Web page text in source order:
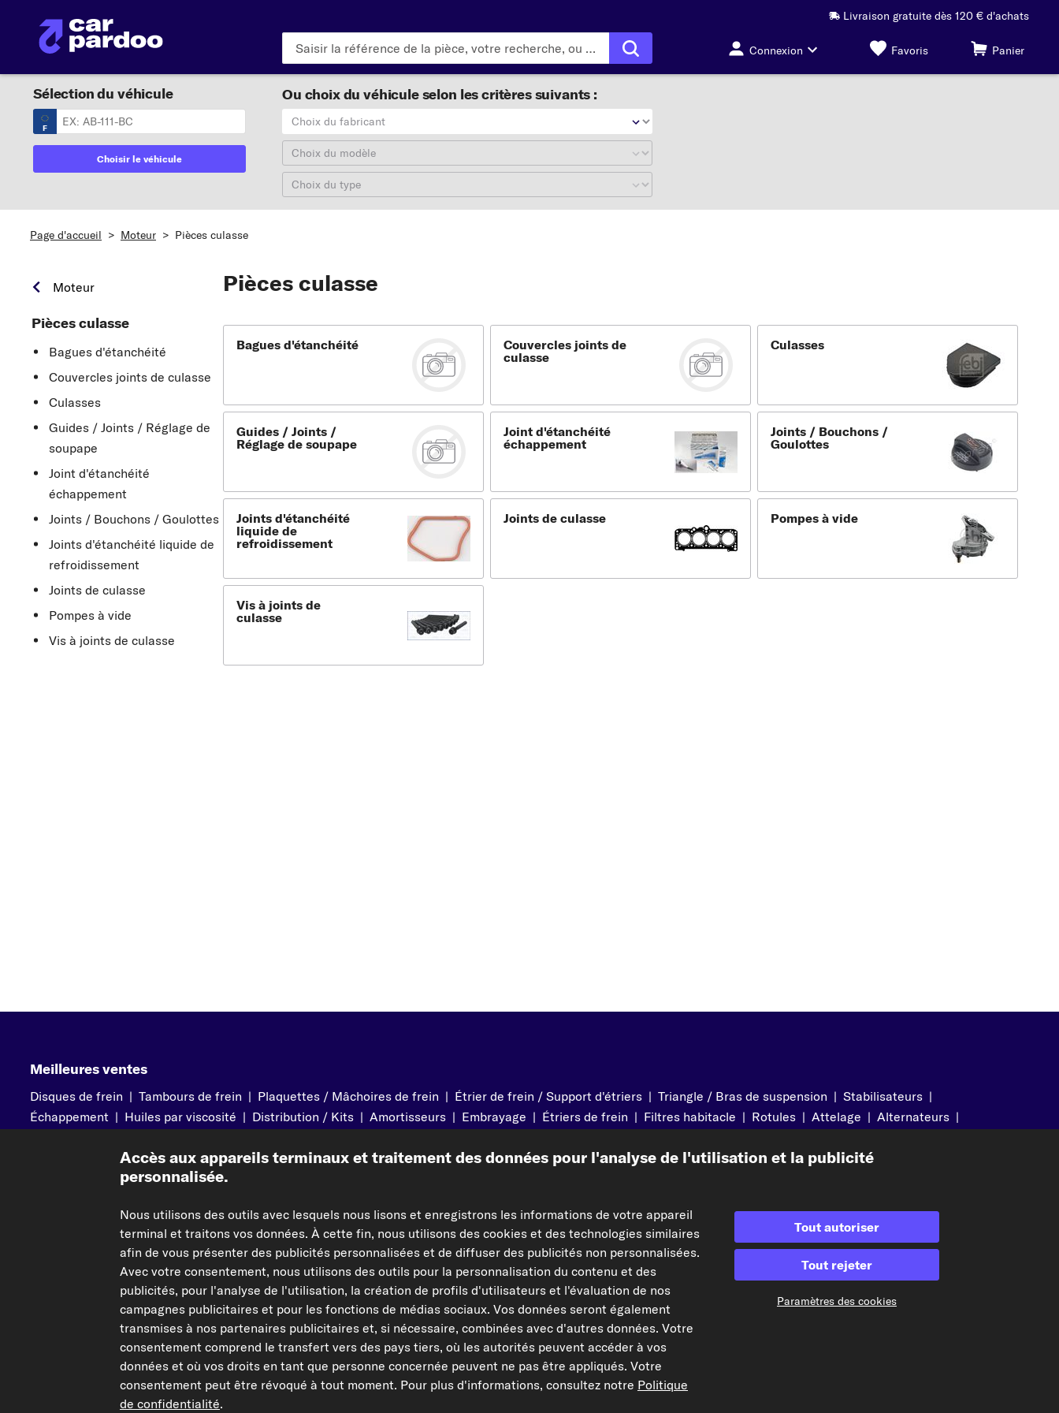
Livraison gratuite dès 120 € d'achats
Connexion Favoris Panier
Sélection du véhicule
F
Choisir le véhicule
Ou choix du véhicule selon les critères suivants :
Choix du fabricant
Choix du modèle
Choix du type
Page d'accueil > Moteur > Pièces culasse
Moteur
Pièces culasse
Bagues d'étanchéité
Couvercles joints de culasse
Culasses
Guides / Joints / Réglage de
soupape
Joint d'étanchéité
échappement
Joints / Bouchons / Goulottes
Joints d'étanchéité liquide de
refroidissement
Joints de culasse
Pompes à vide
Vis à joints de culasse
Pièces culasse
Bagues d'étanchéité
Couvercles joints de
culasse
Culasses
Guides / Joints /
Réglage de soupape
Joint d'étanchéité
échappement
Joints / Bouchons /
Goulottes
Joints d'étanchéité
liquide de
refroidissement
Joints de culasse Pompes à vide
Vis à joints de
culasse
Meilleures ventes
Disques de frein | Tambours de frein | Plaquettes / Mâchoires de frein | Étrier de frein / Support d'étriers | Triangle / Bras de suspension | Stabilisateurs |
Échappement | Huiles par viscosité | Distribution / Kits | Amortisseurs | Embrayage | Étriers de frein | Filtres habitacle | Rotules | Attelage | Alternateurs |
Qui sommes-nous ?
Corporate Website
Programme d'affiliation
Contact
FAQ
Modes de paiement
Livraison
Retours
Pièces consignées
Mentions légales
Politique de confidentialité
CGV
Droit de rétractation
Paramètres des données
Accès aux appareils terminaux et traitement des données pour l'analyse de l'utilisation et la publicité
personnalisée.
Nous utilisons des outils avec lesquels nous lisons et enregistrons les informations de votre appareil
terminal et traitons vos données. À cette fin, nous utilisons des cookies et des technologies similaires
afin de vous présenter des publicités personnalisées et de diffuser des publicités non personnalisées.
Avec votre consentement, nous utilisons des outils pour la personnalisation du contenu et des
publicités, pour l'analyse de l'utilisation, la création de profils d'utilisateurs et l'évaluation de nos
campagnes publicitaires et pour les fonctions de médias sociaux. Vos données seront également
transmises à nos partenaires publicitaires et, si nécessaire, combinées avec d'autres données. Votre
consentement comprend le transfert vers des pays tiers, où les autorités peuvent accéder à vos
données et où vos droits en tant que personne concernée peuvent ne pas être appliqués. Votre
consentement peut être révoqué à tout moment. Pour plus d'informations, consultez notre Politique
de confidentialité.
Tout autoriser
Tout rejeter
Paramètres des cookies